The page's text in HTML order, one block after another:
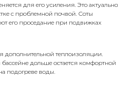
для его усиления. Это актуально
с проблемной почвой. Соты
его проседание при подвижках
дополнительной теплоизоляции.
дольше остается комфортной
подогреве воды.